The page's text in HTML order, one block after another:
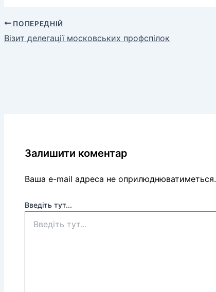
ПОПЕРЕДНІЙ
Візит делегації московських профспілок
Залишити коментар
Ваша e-mail адреса не оприлюднюватиметься.
Введіть тут...